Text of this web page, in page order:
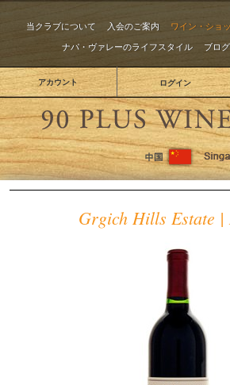
当クラブについて 入会のご案内 ワイン・ショ
ナパ・ヴァレーのライフスタイル
ブログ
アカウント ログイン
Grgich Hills Estate